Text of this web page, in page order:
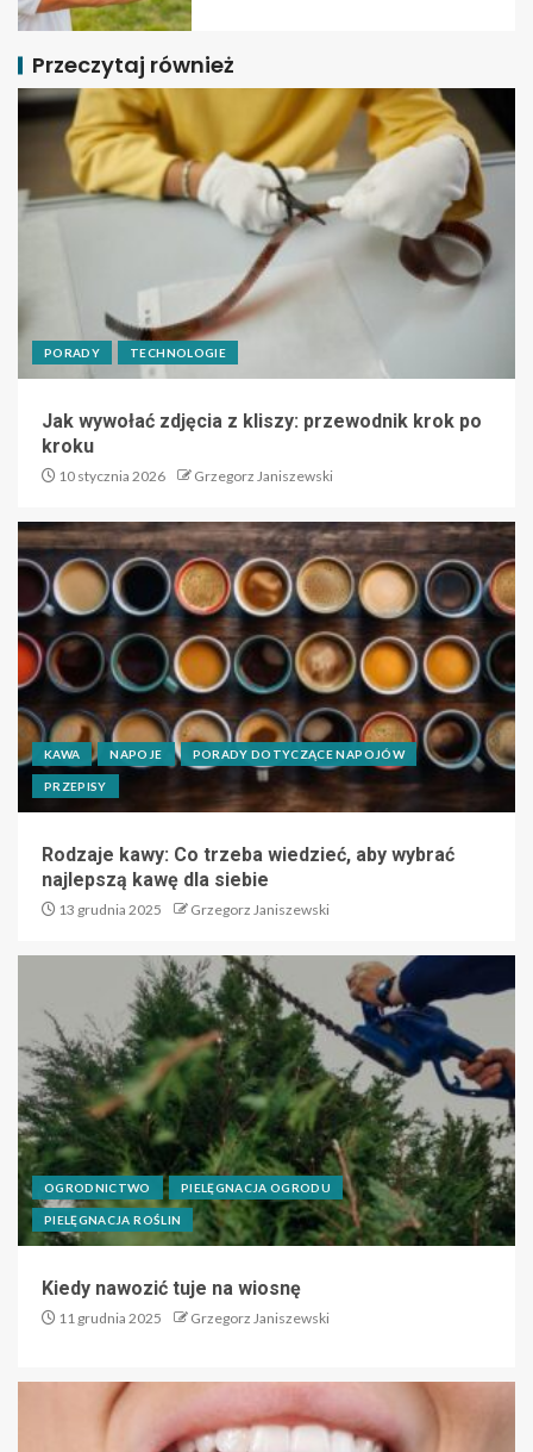
Przeczytaj również
PORADY TECHNOLOGIE
Jak wywołać zdjęcia z kliszy: przewodnik krok po
kroku
10 stycznia 2026 Grzegorz Janiszewski
KAWA NAPOJE PORADY DOTYCZĄCE NAPOJÓW
PRZEPISY
Rodzaje kawy: Co trzeba wiedzieć, aby wybrać
najlepszą kawę dla siebie
13 grudnia 2025 Grzegorz Janiszewski
OGRODNICTWO PIELĘGNACJA OGRODU
PIELĘGNACJA ROŚLIN
Kiedy nawozić tuje na wiosnę
11 grudnia 2025 Grzegorz Janiszewski